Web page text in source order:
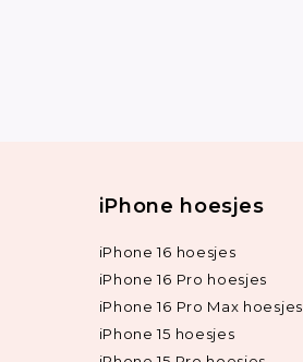
iPhone hoesjes
iPhone 16 hoesjes
iPhone 16 Pro hoesjes
iPhone 16 Pro Max hoesjes
iPhone 15 hoesjes